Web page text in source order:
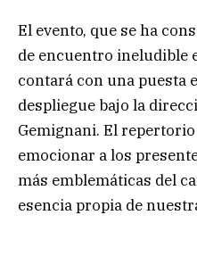
El evento, que se ha
de encuentro ineludible
contará con una puesta
despliegue bajo la
Gemignani. El
emocionar a los
más emblemáticas del
esencia propia de